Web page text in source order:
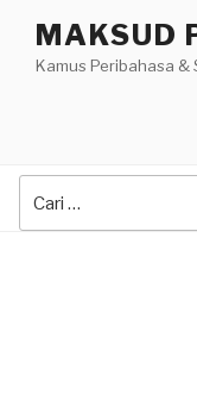
content
MAKSUD
Kamus Peribahasa &